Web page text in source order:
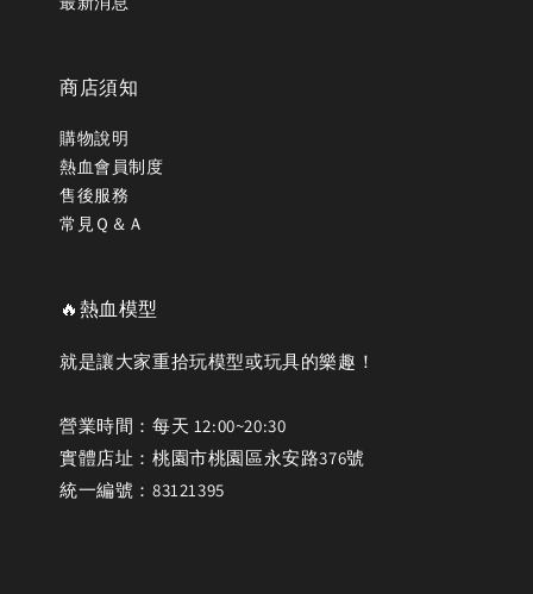
商店須知
購物說明
熱血會員制度
售後服務
常見Ｑ＆Ａ
🔥熱血模型
就是讓大家重拾玩模型或玩具的樂趣！
營業時間：每天 12:00~20:30
實體店址：桃園市桃園區永安路376號
統一編號：83121395